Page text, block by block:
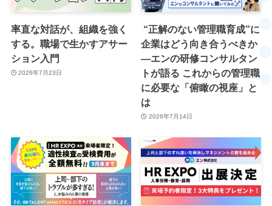
率直な対話が、組織を強く
する。職場で生かすアサー
ション入門
2026年7月23日
“正解のない管理職育成”に
企業はどう向き合うべきか
―エンの研修コンサルタン
トが語る これからの管理職
に必要な「俯瞰の視座」と
は
2026年7月14日